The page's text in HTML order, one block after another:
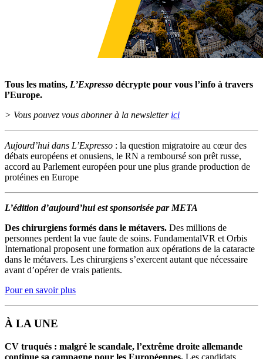
Tous les matins, L’Expresso décrypte pour vous l’info à travers
l’Europe.
> Vous pouvez vous abonner à la newsletter ici
Aujourd’hui dans L’Expresso : la question migratoire au cœur des
débats européens et onusiens, le RN a remboursé son prêt russe,
accord au Parlement européen pour une plus grande production de
protéines en Europe
L’édition d’aujourd’hui est sponsorisée par META
Des chirurgiens formés dans le métavers. Des millions de
personnes perdent la vue faute de soins. FundamentalVR et Orbis
International proposent une formation aux opérations de la cataracte
dans le métavers. Les chirurgiens s’exercent autant que nécessaire
avant d’opérer de vrais patients.
Pour en savoir plus
À LA UNE
CV truqués : malgré le scandale, l’extrême droite allemande
continue sa campagne pour les Européennes. Les candidats